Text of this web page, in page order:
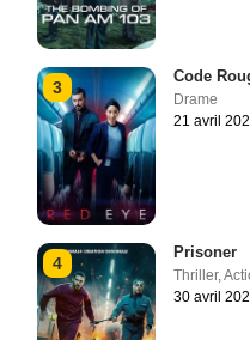
3
Code
Drame
21 avril
4
Prisoner
Thriller,
30 avril